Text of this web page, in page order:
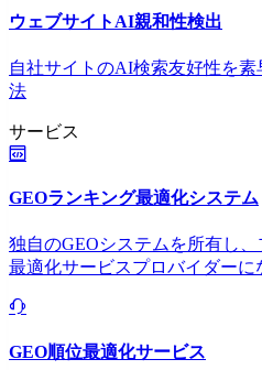
ウェブサイトAI親和性検出
自社サイトのAI検索友好性を
法
サービス
GEOランキング最適化システム
独自のGEOシステムを所有し
最適化サービスプロバイダーに
GEO順位最適化サービス